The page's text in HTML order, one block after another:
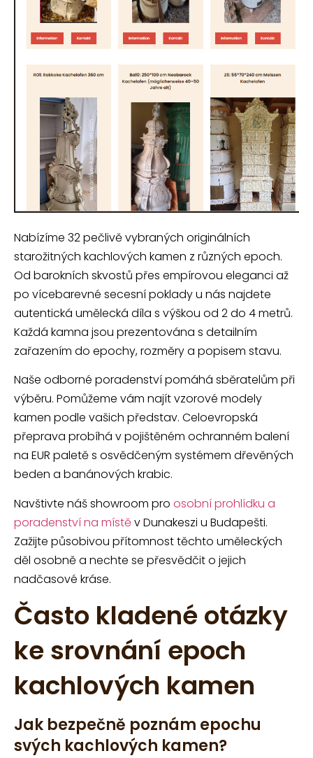
Nabízíme 32 pečlivě vybraných originálních
starožitných kachlových kamen z různých epoch.
Od barokních skvostů přes empírovou eleganci až
po vícebarevné secesní poklady u nás najdete
autentická umělecká díla s výškou od 2 do 4 metrů.
Každá kamna jsou prezentována s detailním
zařazením do epochy, rozměry a popisem stavu.
Naše odborné poradenství pomáhá sběratelům při
výběru. Pomůžeme vám najít vzorové modely
kamen podle vašich představ. Celoevropská
přeprava probíhá v pojištěném ochranném balení
na EUR paletě s osvědčeným systémem dřevěných
beden a banánových krabic.
Navštivte náš showroom pro osobní prohlídku a
poradenství na místěv Dunakeszi u Budapešti.
Zažijte působivou přítomnost těchto uměleckých
děl osobně a nechte se přesvědčit o jejich
nadčasové kráse.
Často kladené otázky
ke srovnání epoch
kachlových kamen
Jak bezpečně poznám epochu
svých kachlových kamen?